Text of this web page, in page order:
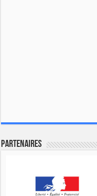
Partenaires